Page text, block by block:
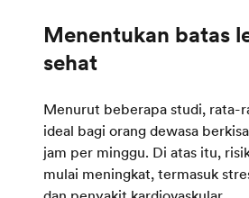
Menentukan batas
sehat
Menurut beberapa studi, rata-
ideal bagi orang dewasa
jam per minggu. Di atas itu,
mulai meningkat, termasuk